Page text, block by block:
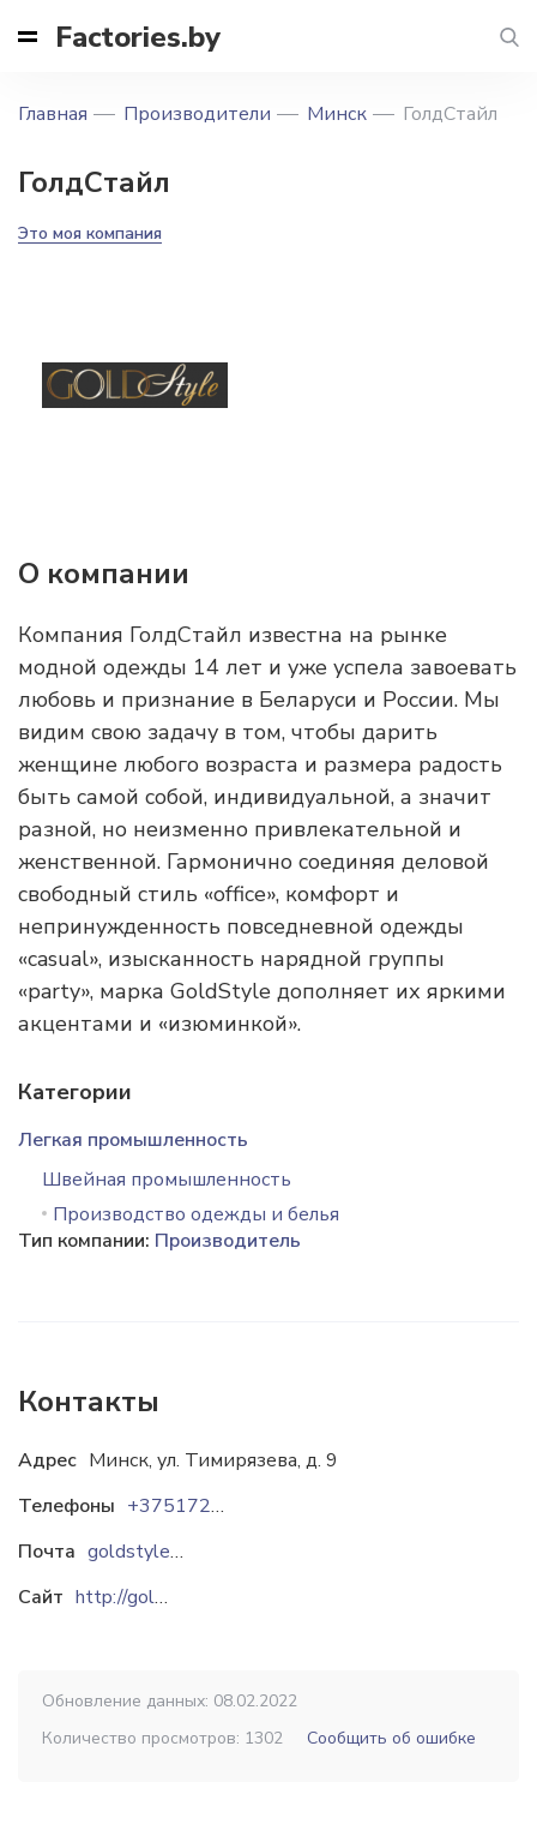
Factories.by
Главная Производители Минск ГолдСтайл
ГолдСтайл
Это моя компания
О компании
Компания ГолдСтайл известна на рынке
модной одежды 14 лет и уже успела завоевать
любовь и признание в Беларуси и России. Мы
видим свою задачу в том, чтобы дарить
женщине любого возраста и размера радость
быть самой собой, индивидуальной, а значит
разной, но неизменно привлекательной и
женственной. Гармонично соединяя деловой
свободный стиль «office», комфорт и
непринужденность повседневной одежды
«casual», изысканность нарядной группы
«рarty», марка GoldStyle дополняет их яркими
акцентами и «изюминкой».
Категории
Легкая промышленность
Швейная промышленность
Производство одежды и белья
Тип компании: Производитель
Контакты
Адрес Минск, ул. Тимирязева, д. 9
Телефоны
+375172002994
Почта
goldstyle@tut.by
Сайт
http://goldstl.ru
Обновление данных: 08.02.2022
Количество просмотров: 1302
Сообщить об ошибке